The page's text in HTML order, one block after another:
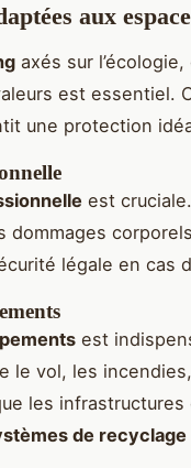
aux
axés sur
est essentiel.
une protection
est
dommages
légale en cas
est
vol, les
les infrastructures
de recyclage